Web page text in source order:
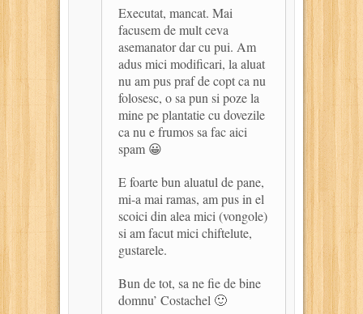
Executat, mancat. Mai
facusem de mult ceva
asemanator dar cu pui. Am
adus mici modificari, la aluat
nu am pus praf de copt ca nu
folosesc, o sa pun si poze la
mine pe plantatie cu dovezile
ca nu e frumos sa fac aici
spam 😀
E foarte bun aluatul de pane,
mi-a mai ramas, am pus in el
scoici din alea mici (vongole)
si am facut mici chiftelute,
gustarele.
Bun de tot, sa ne fie de bine
domnu’ Costachel 🙂